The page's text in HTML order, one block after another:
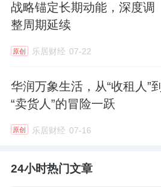
战略锚定长期动能，深度调
整周期延续
原创 乐居财经 07-22
华润万象生活，从“收租人”到
“卖货人”的冒险一跃
原创 乐居财经 07-16
24小时热门文章